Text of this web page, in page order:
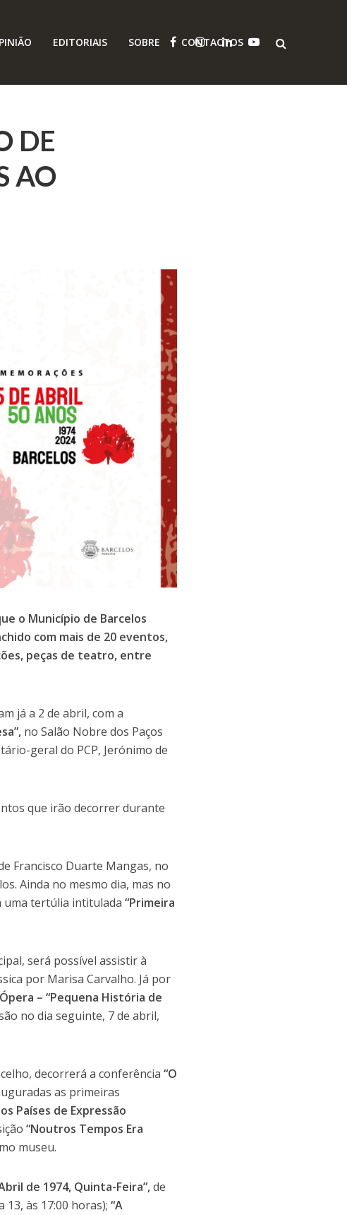
EDITORIAIS SOBRE CONTACTOS
DE
AO
o Município de Barcelos
com mais de 20 eventos,
peças de teatro, entre
já a 2 de abril, com a
no Salão Nobre dos Paços
geral do PCP, Jerónimo de
que irão decorrer durante
Francisco Duarte Mangas, no
Ainda no mesmo dia, mas no
uma tertúlia intitulada“Primeira
será possível assistir à
por Marisa Carvalho. Já por
Ópera – “Pequena História de
no dia seguinte, 7 de abril,
decorrerá a conferência“O
as primeiras
Países de Expressão
“Noutros Tempos Era
museu.
de 1974, Quinta-Feira”,de
13, às 17:00 horas);“A